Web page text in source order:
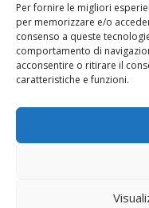
Per fornire le migliori
per memorizzare e/o
consenso a queste
comportamento di
acconsentire o ritirare il
caratteristiche e funzioni.
Vaccini
Festa della